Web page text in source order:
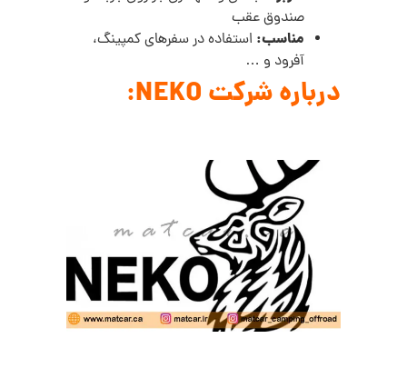
صندوق عقب
مناسب: استفاده در سفرهای کمپینگ،
آفرود و …
درباره شرکت NEKO: